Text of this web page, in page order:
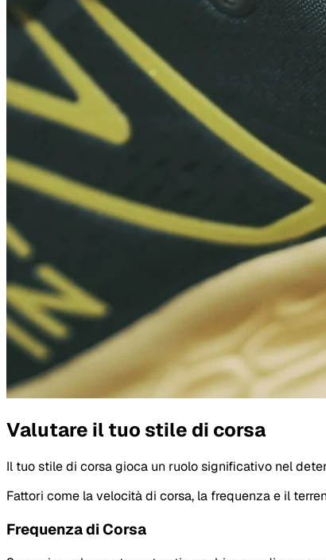
Valutare il tuo stile di corsa
Il tuo stile di corsa gioca un ruolo significativo nel
Fattori come la velocità di corsa, la frequenza e il
Frequenza di Corsa